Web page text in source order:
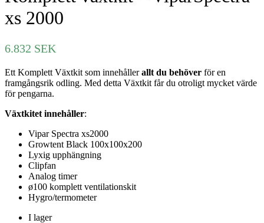
xs 2000
6.832 SEK
Ett Komplett Växtkit som innehållerallt du behöver för en
framgångsrik odling. Med detta Växtkit får du otroligt mycket värde
för pengarna.
Växtkitet innehåller:
Vipar Spectra xs2000
Growtent Black 100x100x200
Lyxig upphängning
Clipfan
Analog timer
ø100 komplett ventilationskit
Hygro/termometer
I lager